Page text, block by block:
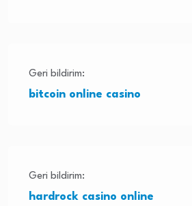
Geri bildirim:
bitcoin online casino
Geri bildirim:
hardrock casino online